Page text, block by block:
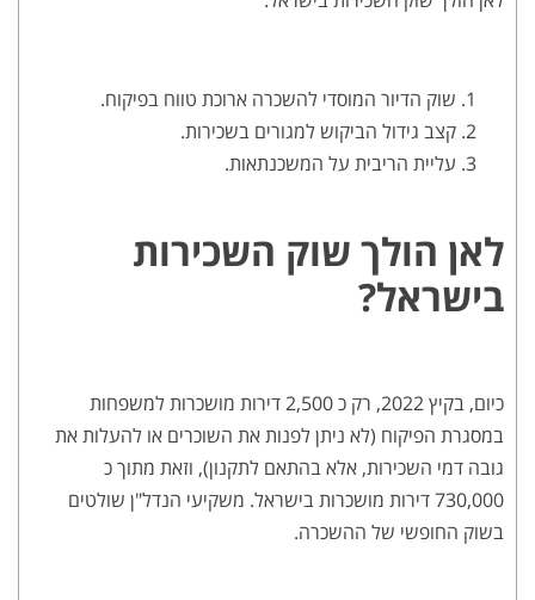
שוק הדיור המוסדי להשכרה ארוכת טווח בפיקוח.
קצב גידול הביקוש למגורים בשכירות.
עליית הריבית על המשכנתאות.
לאן הולך שוק השכירות
בישראל?
כיום, בקיץ 2022, רק כ 2,500 דירות מושכרות למשפחות
במסגרת הפיקוח (לא ניתן לפנות את השוכרים או להעלות את
גובה דמי השכירות, אלא בהתאם לתקנון), וזאת מתוך כ
730,000 דירות מושכרות בישראל. משקיעי הנדל"ן שולטים
בשוק החופשי של ההשכרה.